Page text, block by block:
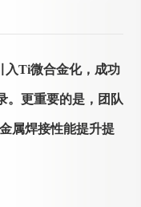
入Ti微合金化，成功
。更重要的是，团队
属焊接性能提升提